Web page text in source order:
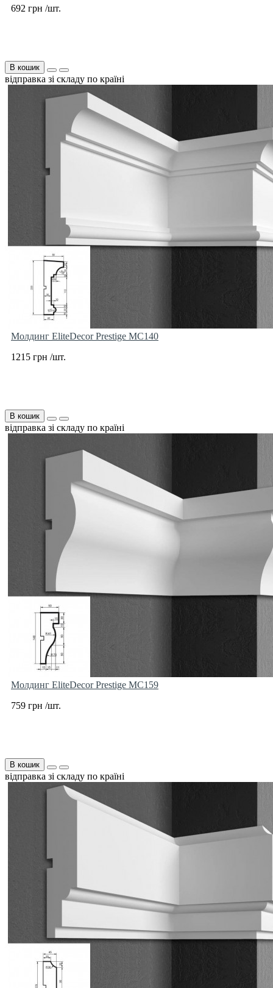
692 грн /шт.
В кошик
відправка зі складу по країні
Молдинг EliteDecor Prestige MC140
1215 грн /шт.
В кошик
відправка зі складу по країні
Молдинг EliteDecor Prestige MC159
759 грн /шт.
В кошик
відправка зі складу по країні